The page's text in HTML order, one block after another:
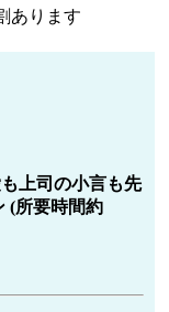
ります
上司の小言も先
(所要時間約